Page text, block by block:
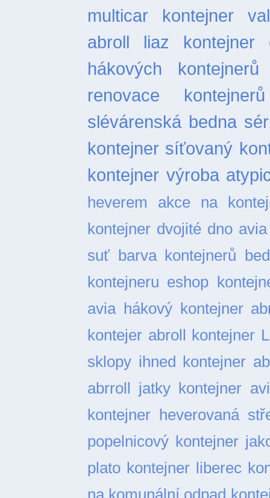
multicar
kontejner
abroll
liaz kontejner
hákových kontejnerů
renovace kontejnerů
slévárenská bedna
kontejner síťovaný
kontejner výroba
heverem
akce na
kontejner dvojité dno
suť barva kontejnerů
kontejneru eshop
avia hákový kontejner
kontejer abroll kontejner
sklopy ihned kontejner
abrroll jatky kontejner
kontejner heverovaná
popelnicový kontejner
plato kontejner liberec
na komunální odpad